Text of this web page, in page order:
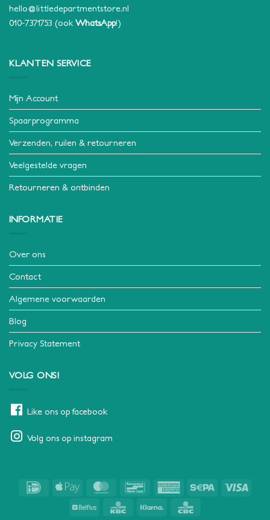
hello@littledepartmentstore.nl
010-7371753 (ook WhatsApp!)
KLANTEN SERVICE
Mijn Account
Spaarprogramma
Verzenden, ruilen & retourneren
Veelgestelde vragen
Retourneren & ontbinden
INFORMATIE
Over ons
Contact
Algemene voorwaarden
Blog
Privacy Statement
VOLG ONS!
Like ons op facebook
Volg ons op instagram
IDeal
Apple
MasterCardBancontact American Sepa
Belfius KBC Klarna